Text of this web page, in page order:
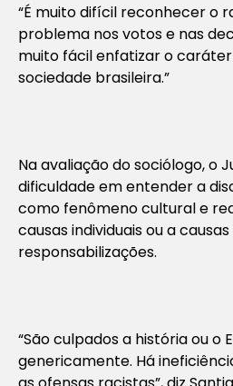
“É muito difícil reconhecer o
problema nos votos e nas
muito fácil enfatizar o
sociedade brasileira.”
Na avaliação do sociólogo, o
dificuldade em entender a
como fenômeno cultural e
causas individuais ou a
responsabilizações.
“São culpados a história ou o
genericamente. Há